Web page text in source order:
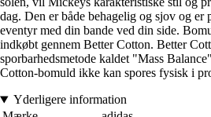
dag. Den er både behagelig og sjov og er
eventyr med din bande ved din side.
indkøbt gennem Better Cotton. Better
sporbarhedsmetode kaldet "Mass
Cotton-bomuld ikke kan spores fysisk i
Yderligere information